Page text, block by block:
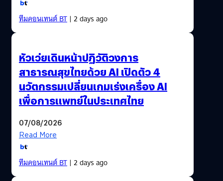
ทีมคอนเทนต์ BT| 2 days ago
หัวเว่ยเดินหน้าปฏิวัติวงการ
สาธารณสุขไทยด้วย AI เปิดตัว 4
นวัตกรรมเปลี่ยนเกมเร่งเครื่อง AI
เพื่อการแพทย์ในประเทศไทย
07/08/2026
Read More
ทีมคอนเทนต์ BT| 2 days ago